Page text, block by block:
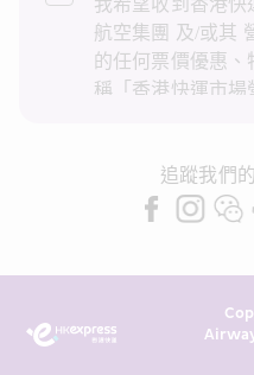
航空集團 及/或其
的任何票價優惠
稱「香港快運市
錄進行直接市場
我的同意下，香
追蹤我們